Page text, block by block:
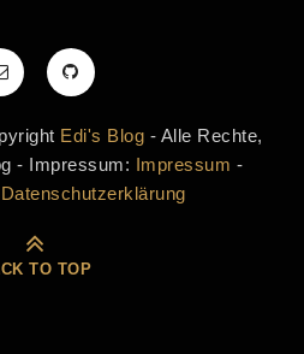
Edi's Blog - Alle Rechte,
- Impressum: Impressum -
Datenschutzerklärung
TO TOP